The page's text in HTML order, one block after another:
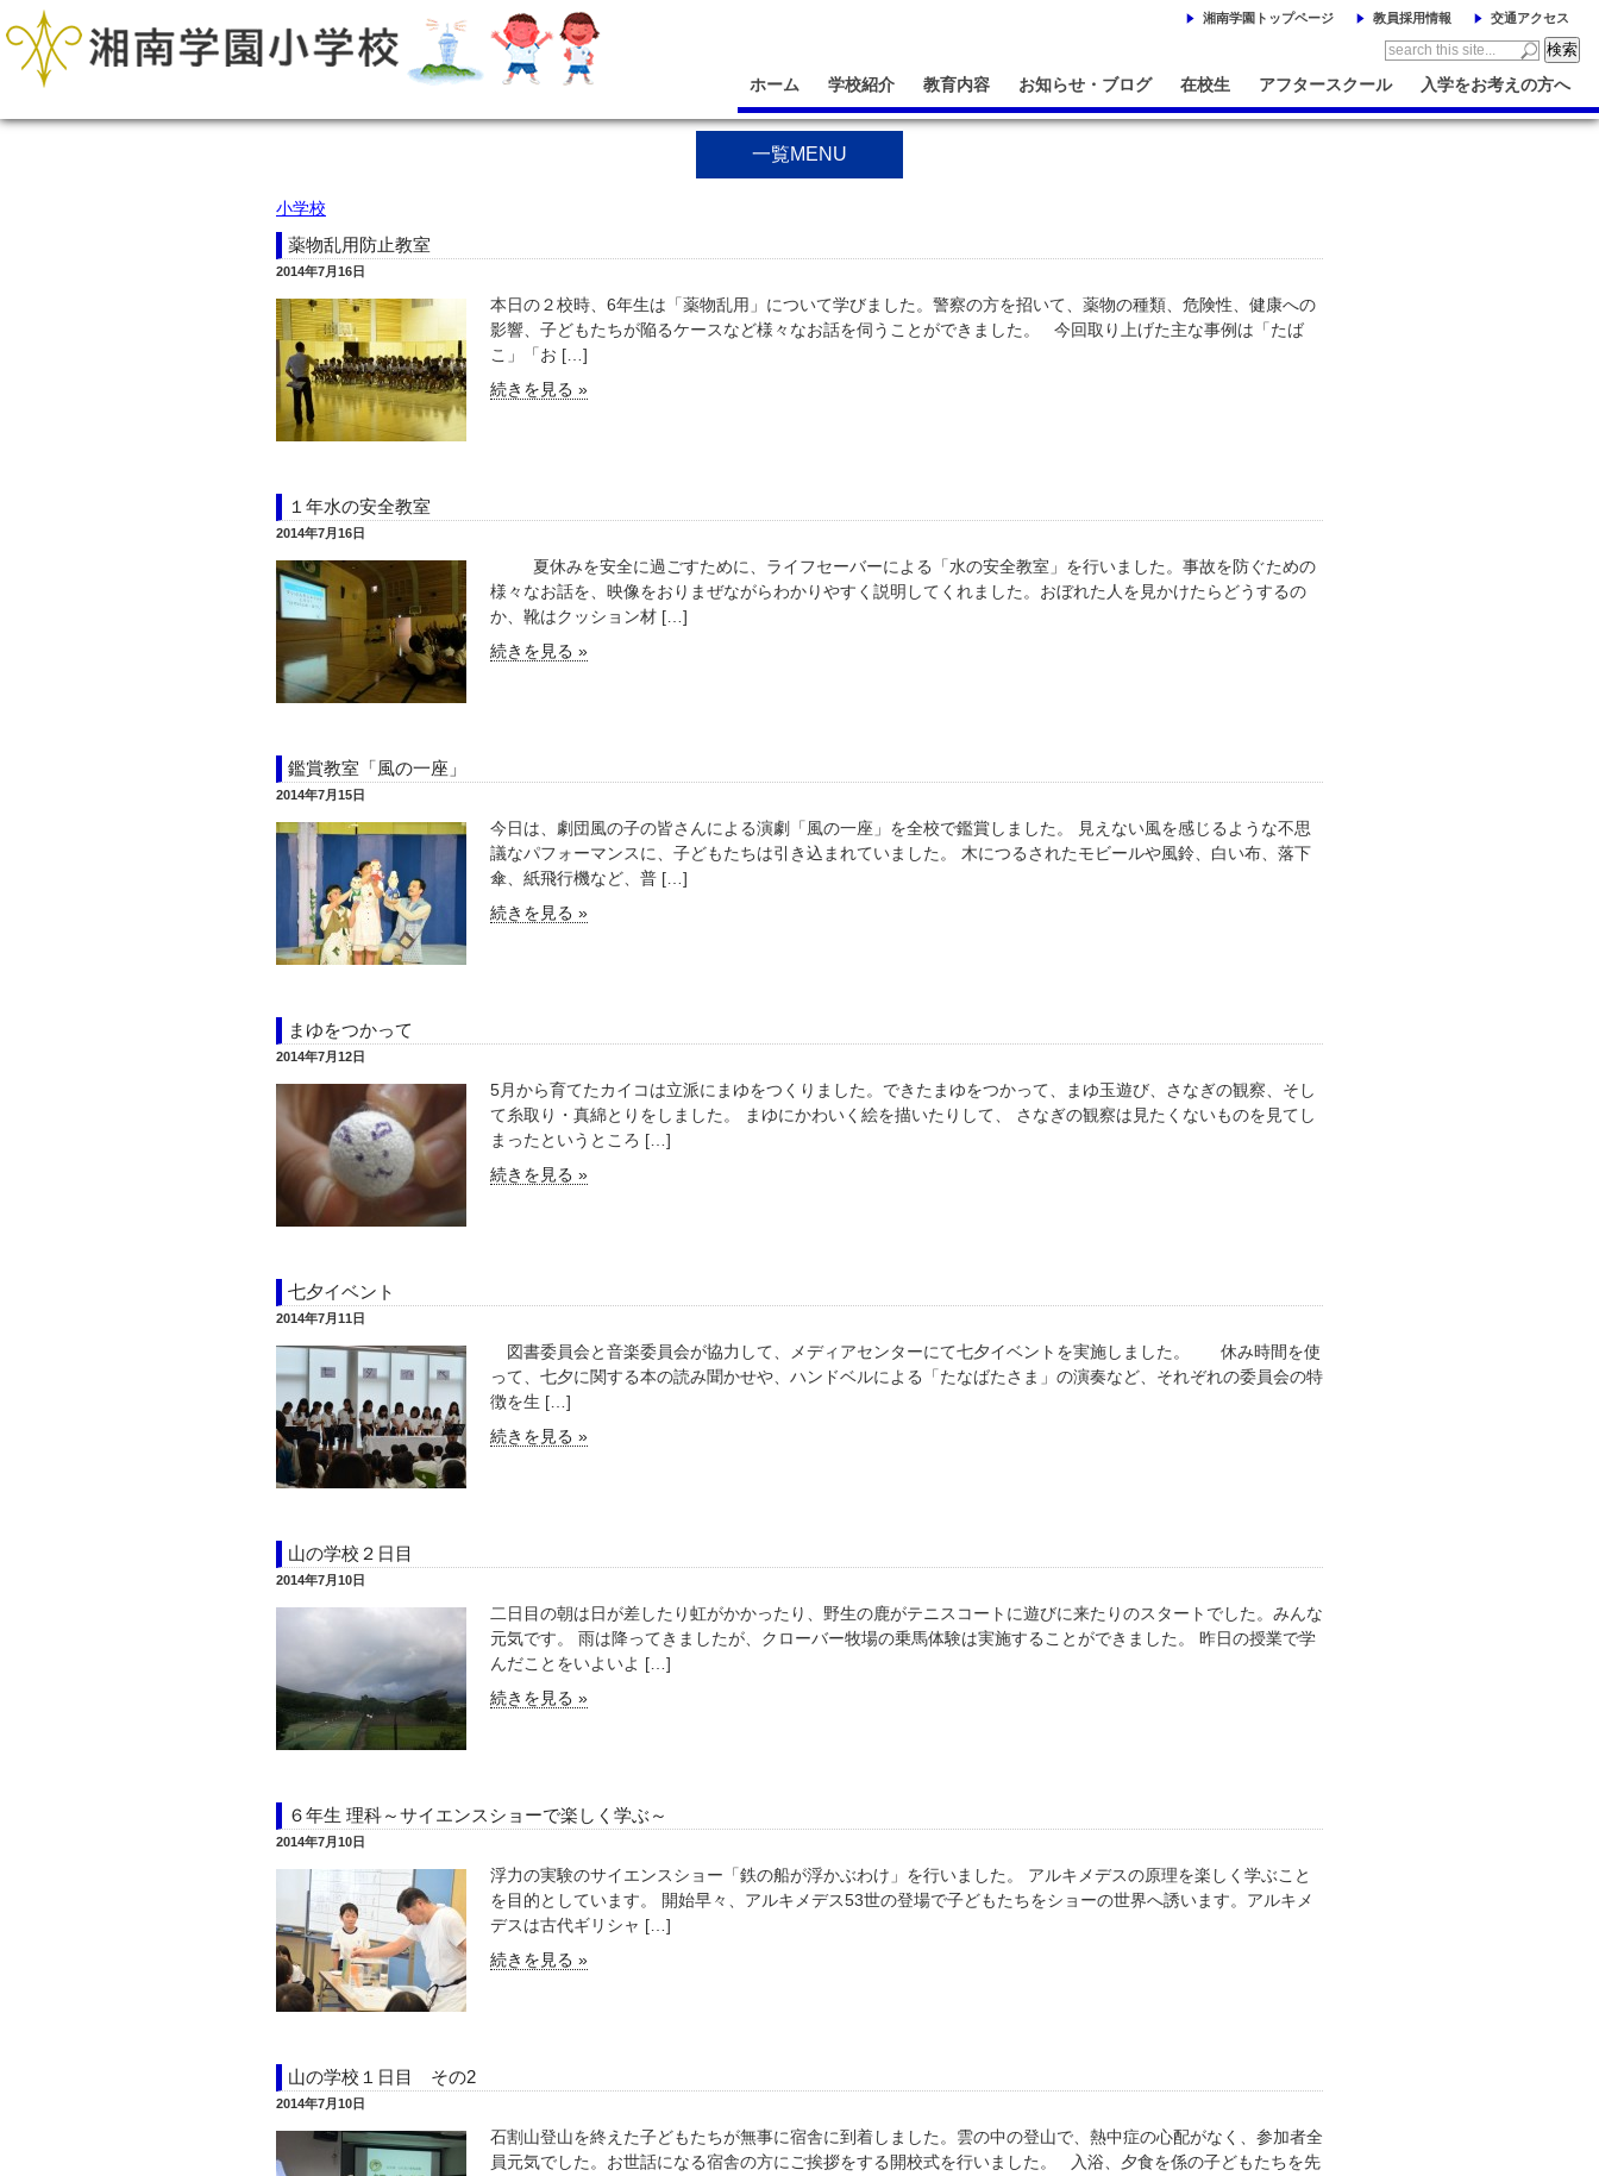
湘南学園トップページ 教員採用情報 交通アクセス
ホーム 学校紹介 教育内容 お知らせ・ブログ 在校生 アフタースクール 入学をお考えの方へ
一覧MENU
小学校
薬物乱用防止教室
2014年7月16日
本日の２校時、6年生は「薬物乱用」について学びました。警察の方を招いて、薬物の種類、危険性、健康への
影響、子どもたちが陥るケースなど様々なお話を伺うことができました。 今回取り上げた主な事例は「たば
こ」「お […]
続きを見る »
１年水の安全教室
2014年7月16日
夏休みを安全に過ごすために、ライフセーバーによる「水の安全教室」を行いました。事故を防ぐための
様々なお話を、映像をおりまぜながらわかりやすく説明してくれました。おぼれた人を見かけたらどうするの
か、靴はクッション材 […]
続きを見る »
鑑賞教室「風の一座」
2014年7月15日
今日は、劇団風の子の皆さんによる演劇「風の一座」を全校で鑑賞しました。 見えない風を感じるような不思
議なパフォーマンスに、子どもたちは引き込まれていました。 木につるされたモビールや風鈴、白い布、落下
傘、紙飛行機など、普 […]
続きを見る »
まゆをつかって
2014年7月12日
5月から育てたカイコは立派にまゆをつくりました。できたまゆをつかって、まゆ玉遊び、さなぎの観察、そし
て糸取り・真綿とりをしました。 まゆにかわいく絵を描いたりして、 さなぎの観察は見たくないものを見てし
まったというところ […]
続きを見る »
七夕イベント
2014年7月11日
図書委員会と音楽委員会が協力して、メディアセンターにて七夕イベントを実施しました。 休み時間を使
って、七夕に関する本の読み聞かせや、ハンドベルによる「たなばたさま」の演奏など、それぞれの委員会の特
徴を生 […]
続きを見る »
山の学校２日目
2014年7月10日
二日目の朝は日が差したり虹がかかったり、野生の鹿がテニスコートに遊びに来たりのスタートでした。みんな
元気です。 雨は降ってきましたが、クローバー牧場の乗馬体験は実施することができました。 昨日の授業で学
んだことをいよいよ […]
続きを見る »
６年生 理科～サイエンスショーで楽しく学ぶ～
2014年7月10日
浮力の実験のサイエンスショー「鉄の船が浮かぶわけ」を行いました。 アルキメデスの原理を楽しく学ぶこと
を目的としています。 開始早々、アルキメデス53世の登場で子どもたちをショーの世界へ誘います。アルキメ
デスは古代ギリシャ […]
続きを見る »
山の学校１日目 その2
2014年7月10日
石割山登山を終えた子どもたちが無事に宿舎に到着しました。雲の中の登山で、熱中症の心配がなく、参加者全
員元気でした。お世話になる宿舎の方にご挨拶をする開校式を行いました。 入浴、夕食を係の子どもたちを先